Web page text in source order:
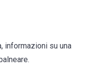
informazioni su una